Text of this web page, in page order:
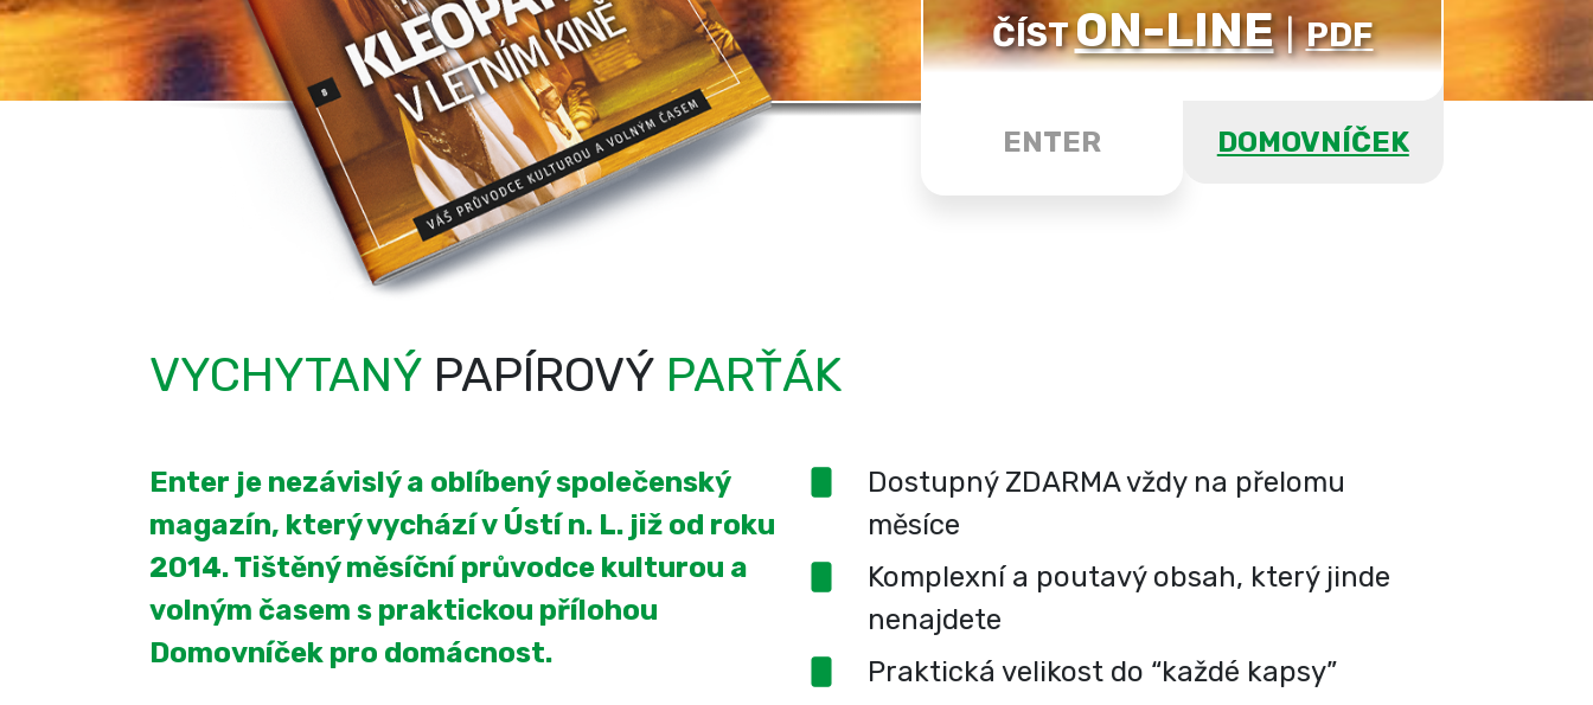
ČÍSTON-LINE | PDF
ENTER DOMOVNÍČEK
VYCHYTANÝ PAPÍROVÝ PARŤÁK
Enter je nezávislý a oblíbený společenský
magazín, který vychází v Ústí n. L. již od roku
2014. Tištěný měsíční průvodce kulturou a
volným časem s praktickou přílohou
Domovníček pro domácnost.
Dostupný ZDARMA vždy na přelomu
měsíce
Komplexní a poutavý obsah, který jinde
nenajdete
Praktická velikost do “každé kapsy”